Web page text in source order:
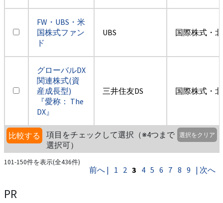
FW・UBS・米
国株式ファン
ド
UBS 国際株式・
グローバルDX
関連株式(資
産成長型)
『愛称： The
DX』
三井住友DS 国際株式・
比較する
項目をチェックして選択（※4つまで
選択可）
選択をクリア
101-150件を表示(全436件)
前へ | 1 2 3 4 5 6 7 8 9 | 次へ
PR